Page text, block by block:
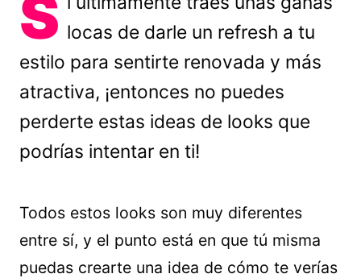
S locas de darle un refresh a tu
estilo para sentirte renovada y más
atractiva, ¡entonces no puedes
perderte estas ideas de looks que
podrías intentar en ti!
Todos estos looks son muy diferentes
entre sí, y el punto está en que tú misma
puedas crearte una idea de cómo te verías